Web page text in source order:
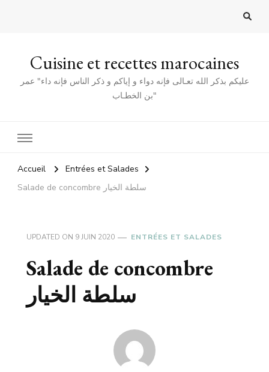
Cuisine et recettes marocaines
عليكم بذكر الله تعـالى فإنه دواء و إياكم و ذكر الناس فإنه داء" عمر
بن الخطـاب"
Accueil
Entrées et Salades
Salade de concombre سلطة الخيار
UPDATED ON 9 JUIN 2020 ENTRÉES ET SALADES
Salade de concombre
سلطة الخيار